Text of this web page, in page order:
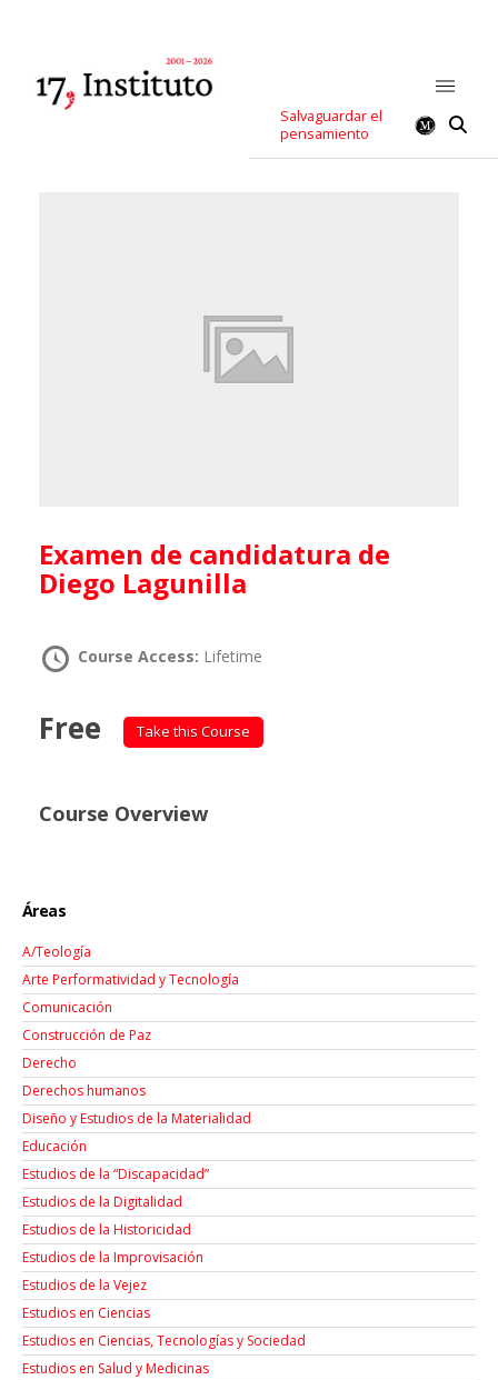
Salvaguardar el
pensamiento
Examen de candidatura de
Diego Lagunilla
Course Access: Lifetime
Free Take this Course
Course Overview
Áreas
A/Teología
Arte Performatividad y Tecnología
Comunicación
Construcción de Paz
Derecho
Derechos humanos
Diseño y Estudios de la Materialidad
Educación
Estudios de la “Discapacidad”
Estudios de la Digitalidad
Estudios de la Historicidad
Estudios de la Improvisación
Estudios de la Vejez
Estudios en Ciencias
Estudios en Ciencias, Tecnologías y Sociedad
Estudios en Salud y Medicinas